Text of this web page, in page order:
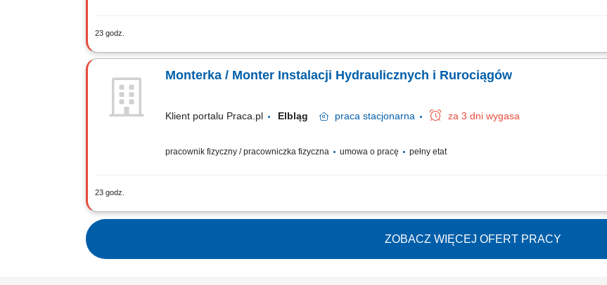
23 godz.
Wykonywanie instalacji hydrauliki siłowej na podstawie rysunków technicznych i schematów hydraulicznych;
Monterka / Monter Instalacji Hydraulicznych i Rurociągów
Klient portalu Praca.pl Elbląg praca stacjonarna za 3 dni wygasa
pracownik fizyczny / pracowniczka fizyczna umowa o pracę pełny etat
23 godz.
Wykonywanie instalacji hydrauliki siłowej na podstawie rysunków technicznych i schematów hydraulicznych;
ZOBACZ WIĘCEJ OFERT PRACY